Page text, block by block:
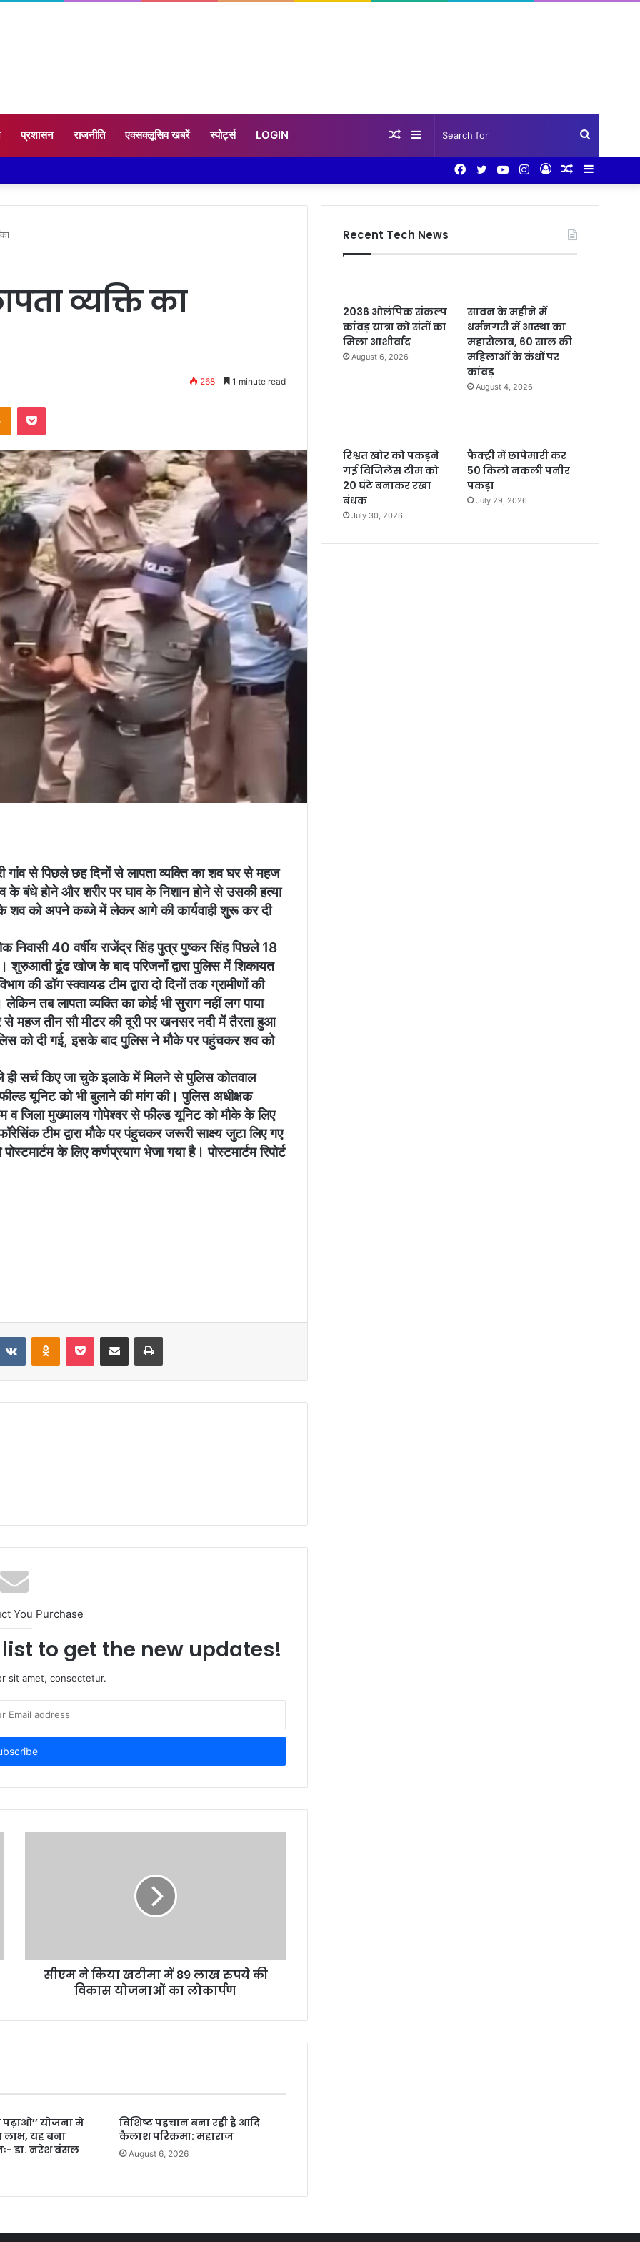
प्रशासन राजनीति एक्सक्लूसिव खबरें स्पोर्ट्स LOGIN Search
for
Sidebar
Random
Sidebar
Random
Log
Instagram
YouTube
Twitter
Facebook
व्यक्ति का
268 1 minute read
Odnoklassniki
Pocket
से पिछले छह दिनों से लापता व्यक्ति का शव घर से महज
के बंधे होने और शरीर पर घाव के निशान होने से उसकी हत्या
को अपने कब्जे में लेकर आगे की कार्यवाही शुरू कर दी
निवासी 40 वर्षीय राजेंद्र सिंह पुत्र पुष्कर सिंह पिछले 18
ढूंढ खोज के बाद परिजनों द्वारा पुलिस में शिकायत
की डॉग स्क्वायड टीम द्वारा दो दिनों तक ग्रामीणों की
तब लापता व्यक्ति का कोई भी सुराग नहीं लग पाया
से महज तीन सौ मीटर की दूरी पर खनसर नदी में तैरता हुआ
को दी गई, इसके बाद पुलिस ने मौके पर पहुंचकर शव को
ही सर्च किए जा चुके इलाके में मिलने से पुलिस कोतवाल
यूनिट को भी बुलाने की मांग की। पुलिस अधीक्षक
व जिला मुख्यालय गोपेश्वर से फील्ड यूनिट को मौके के लिए
टीम द्वारा मौके पर पंहुचकर जरूरी साक्ष्य जुटा लिए गए
के लिए कर्णप्रयाग भेजा गया है। पोस्टमार्टम रिपोर्ट
VKontakteOdnoklassniki
Pocket Share via Email Print
You Purchase
to get the new updates!
sit amet, consectetur.
सीएम ने किया खटीमा में 89 लाख रुपये की
विकास योजनाओं का लोकार्पण
योजना मे
लाभ, यह बना
डा. नरेश बंसल
विशिष्ट पहचान बना रही है आदि
कैलाश परिक्रमा: महाराज
August 6, 2026
Recent Tech News
2036 ओलंपिक संकल्प
कांवड़ यात्रा को संतों का
मिला आशीर्वाद
August 6, 2026
सावन के महीने में
धर्मनगरी में आस्था का
महासैलाब, 60 साल की
महिलाओं के कंधों पर
कांवड़
August 4, 2026
रिश्वत खोर को पकड़ने
गई विजिलेंस टीम को
20 घंटे बनाकर रखा
बंधक
July 30, 2026
फैक्ट्री में छापेमारी कर
50 किलो नकली पनीर
पकड़ा
July 29, 2026